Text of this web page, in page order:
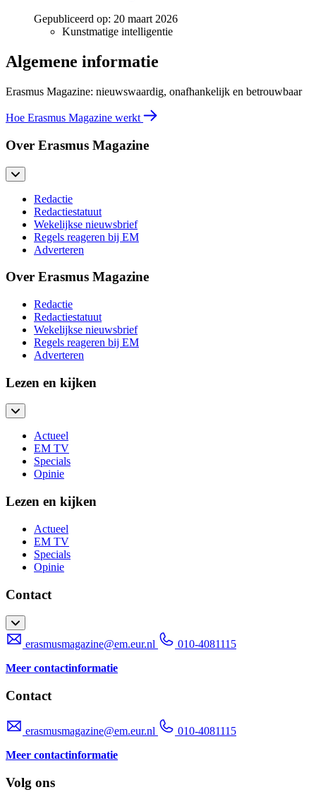
Gepubliceerd op: 20 maart 2026
Kunstmatige intelligentie
Algemene informatie
Erasmus Magazine: nieuwswaardig, onafhankelijk en betrouwbaar
Hoe Erasmus Magazine werkt
Over Erasmus Magazine
Redactie
Redactiestatuut
Wekelijkse nieuwsbrief
Regels reageren bij EM
Adverteren
Over Erasmus Magazine
Redactie
Redactiestatuut
Wekelijkse nieuwsbrief
Regels reageren bij EM
Adverteren
Lezen en kijken
Actueel
EM TV
Specials
Opinie
Lezen en kijken
Actueel
EM TV
Specials
Opinie
Contact
erasmusmagazine@em.eur.nl
010-4081115
Meer contactinformatie
Contact
erasmusmagazine@em.eur.nl
010-4081115
Meer contactinformatie
Volg ons